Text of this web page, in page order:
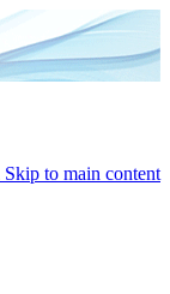
Skip to main content